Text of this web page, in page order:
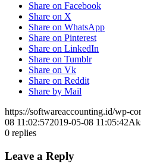
Share on Facebook
Share on X
Share on WhatsApp
Share on Pinterest
Share on LinkedIn
Share on Tumblr
Share on Vk
Share on Reddit
Share by Mail
https://softwareaccounting.id/wp-
08 11:02:572019-05-08 11:05:42
0 replies
Leave a Reply